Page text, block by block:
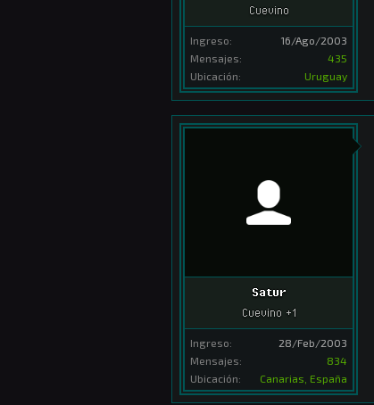
Cuevino
Ingreso:
16/Ago/2003
Mensajes:
435
Ubicación:
Uruguay
Satur
Cuevino +1
Ingreso:
28/Feb/2003
Mensajes:
834
Ubicación:
Canarias, España